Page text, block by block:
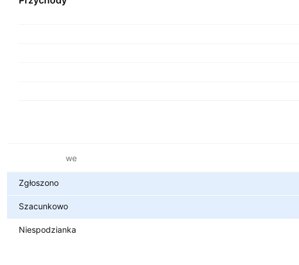
Metryki finansowe
Zgłoszono
Szacunkowo
Niespodzianka